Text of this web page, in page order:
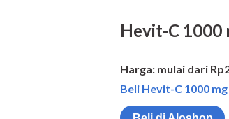
Hevit-C 1000
Harga: mulai dari
Beli Hevit-C 1000